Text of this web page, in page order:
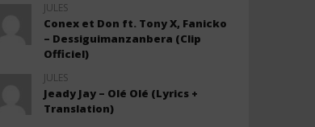
JULES
Conex et Don ft. Tony X, Fanicko
– Dessiguimanzanbera (Clip
Officiel)
JULES
Jeady Jay – Olé Olé (Lyrics +
Translation)